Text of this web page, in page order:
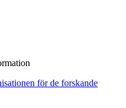
för de forskande